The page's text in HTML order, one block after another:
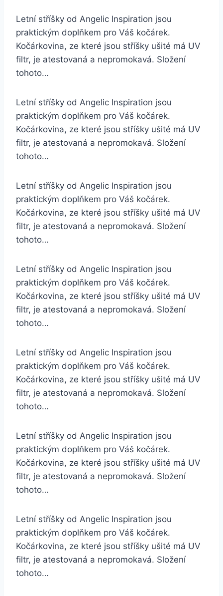
Letní stříšky od Angelic Inspiration jsou
praktickým doplňkem pro Váš kočárek.
Kočárkovina, ze které jsou stříšky ušité má UV
filtr, je atestovaná a nepromokavá. Složení
tohoto…
Letní stříšky od Angelic Inspiration jsou
praktickým doplňkem pro Váš kočárek.
Kočárkovina, ze které jsou stříšky ušité má UV
filtr, je atestovaná a nepromokavá. Složení
tohoto…
Letní stříšky od Angelic Inspiration jsou
praktickým doplňkem pro Váš kočárek.
Kočárkovina, ze které jsou stříšky ušité má UV
filtr, je atestovaná a nepromokavá. Složení
tohoto…
Letní stříšky od Angelic Inspiration jsou
praktickým doplňkem pro Váš kočárek.
Kočárkovina, ze které jsou stříšky ušité má UV
filtr, je atestovaná a nepromokavá. Složení
tohoto…
Letní stříšky od Angelic Inspiration jsou
praktickým doplňkem pro Váš kočárek.
Kočárkovina, ze které jsou stříšky ušité má UV
filtr, je atestovaná a nepromokavá. Složení
tohoto…
Letní stříšky od Angelic Inspiration jsou
praktickým doplňkem pro Váš kočárek.
Kočárkovina, ze které jsou stříšky ušité má UV
filtr, je atestovaná a nepromokavá. Složení
tohoto…
Letní stříšky od Angelic Inspiration jsou
praktickým doplňkem pro Váš kočárek.
Kočárkovina, ze které jsou stříšky ušité má UV
filtr, je atestovaná a nepromokavá. Složení
tohoto…